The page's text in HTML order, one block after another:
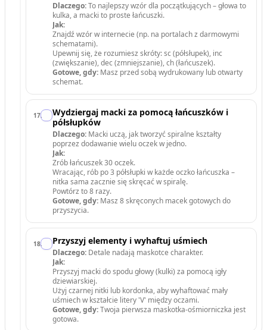
Dlaczego:To najlepszy wzór dla początkujących – głowa to
kulka, a macki to proste łańcuszki.
Jak:
Znajdź wzór w internecie (np. na portalach z darmowymi
schematami).
Upewnij się, że rozumiesz skróty: sc (półsłupek), inc
(zwiększanie), dec (zmniejszanie), ch (łańcuszek).
Gotowe, gdy: Masz przed sobą wydrukowany lub otwarty
schemat.
17.
Wydziergaj macki za pomocą łańcuszków i
półsłupków
Dlaczego: Macki uczą, jak tworzyć spiralne kształty
poprzez dodawanie wielu oczek w jedno.
Jak:
Zrób łańcuszek 30 oczek.
Wracając, rób po 3 półsłupki w każde oczko łańcuszka –
nitka sama zacznie się skręcać w spiralę.
Powtórz to 8 razy.
Gotowe, gdy: Masz 8 skręconych macek gotowych do
przyszycia.
18. Przyszyj elementy i wyhaftuj uśmiech
Dlaczego: Detale nadają maskotce charakter.
Jak:
Przyszyj macki do spodu głowy (kulki) za pomocą igły
dziewiarskiej.
Użyj czarnej nitki lub kordonka, aby wyhaftować mały
uśmiech w kształcie litery 'V' między oczami.
Gotowe, gdy:Twoja pierwsza maskotka-ośmiorniczka jest
gotowa.